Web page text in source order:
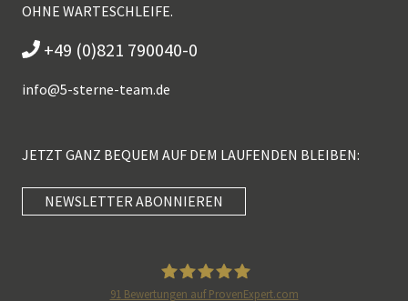
OHNE WARTESCHLEIFE.
+49 (0)821 790040-0
info@5-sterne-team.de
JETZT GANZ BEQUEM AUF DEM LAUFENDEN BLEIBEN:
NEWSLETTER ABONNIEREN
91 Bewertungen auf ProvenExpert.com
SEHR GUT